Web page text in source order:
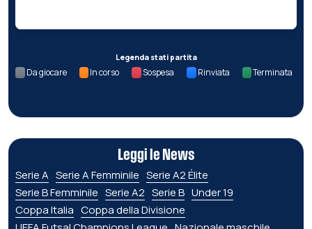
Legenda stati partita
Da giocare In corso Sospesa Rinviata Terminata
Leggi le News
Serie A Serie A Femminile Serie A2 Élite
Serie B Femminile Serie A2 Serie B Under 19
Coppa Italia Coppa della Divisione